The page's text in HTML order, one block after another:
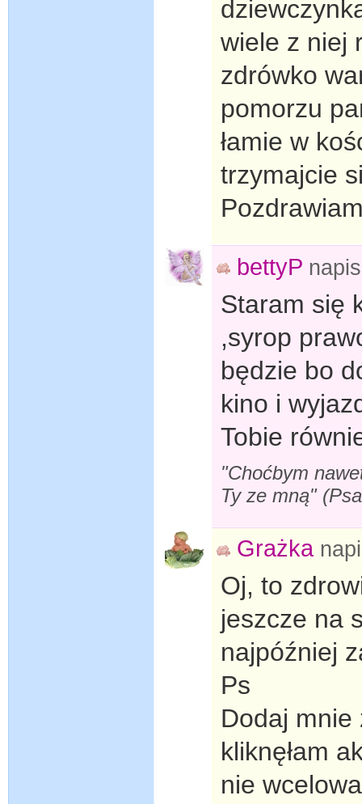
wiele z niej
zdrówko
pomorzu
łamie w
trzymajcie
bettyP
Staram się
,syrop
będzie bo
kino i
Tobie
"Choćbym
Ty ze mną"
Grażka
Oj, to
jeszcze na
najpóźniej
Ps
Dodaj mnie
kliknęłam
nie